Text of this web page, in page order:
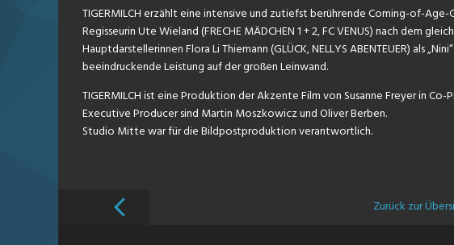
TIGERMILCH erzählt eine intensive und zutiefst berührende Coming-of-
Regisseurin Ute Wieland (FRECHE MÄDCHEN 1 + 2, FC VENUS) nach dem
Hauptdarstellerinnen Flora Li Thiemann (GLÜCK, NELLYS ABENTEUER) als
beeindruckende Leistung auf der großen Leinwand.
TIGERMILCH ist eine Produktion der Akzente Film von Susanne Freyer in
Executive Producer sind Martin Moszkowicz und Oliver Berben.
Studio Mitte war für die Bildpostproduktion verantwortlich.
Zurück zur